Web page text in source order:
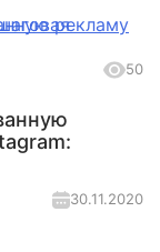
50
30.11.2020